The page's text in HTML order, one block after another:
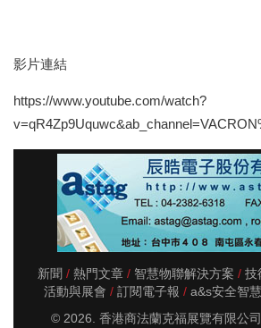
影片連結
https://www.youtube.com/watch?
新聞 熱門文章 智慧物聯解決方案 技
活動與展會
訂閱電子報 a&s安全智
© 2026. 香港商法蘭克福展覽有限公